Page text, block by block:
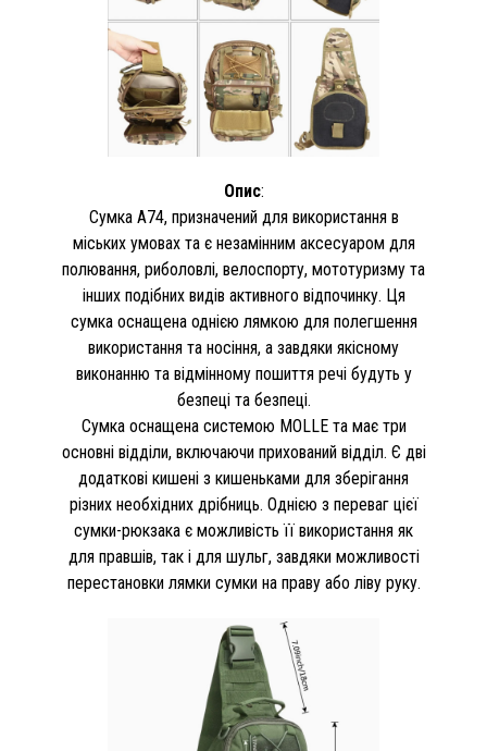
Опис:
Сумка A74, призначений для використання в
міських умовах та є незамінним аксесуаром для
полювання, риболовлі, велоспорту, мототуризму та
інших подібних видів активного відпочинку. Ця
сумка оснащена однією лямкою для полегшення
використання та носіння, а завдяки якісному
виконанню та відмінному пошиття речі будуть у
безпеці та безпеці.
Сумка оснащена системою MOLLE та має три
основні відділи, включаючи прихований відділ. Є дві
додаткові кишені з кишеньками для зберігання
різних необхідних дрібниць. Однією з переваг цієї
сумки-рюкзака є можливість її використання як
для правшів, так і для шульг, завдяки можливості
перестановки лямки сумки на праву або ліву руку.